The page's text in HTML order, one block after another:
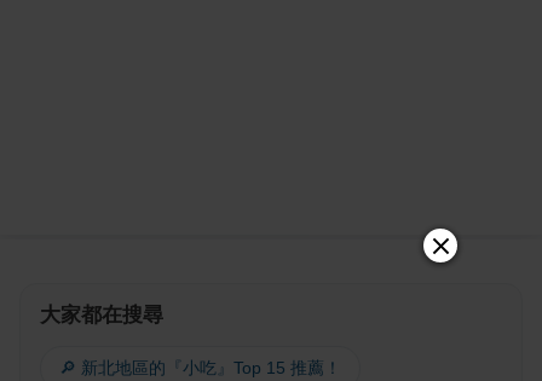
大家都在搜尋
🔎 新北地區的『小吃』Top 15 推薦！